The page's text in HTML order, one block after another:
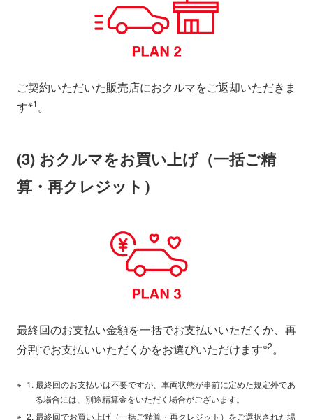
ご契約いただいた販売店におクルマをご返却いただきま
す※1。
(3) おクルマをお買い上げ（一括ご精
算・再クレジット）
最終回のお支払い金額を一括でお支払いいただくか、再
分割でお支払いいただくかをお選びいただけます※2。
最終回のお支払いは不要ですが、車両状態が事前に定めた規定外であ
る場合には、別途精算金をいただく場合がございます。
最終回でお買い上げ（一括ご精算・再クレジット）をご選択された場